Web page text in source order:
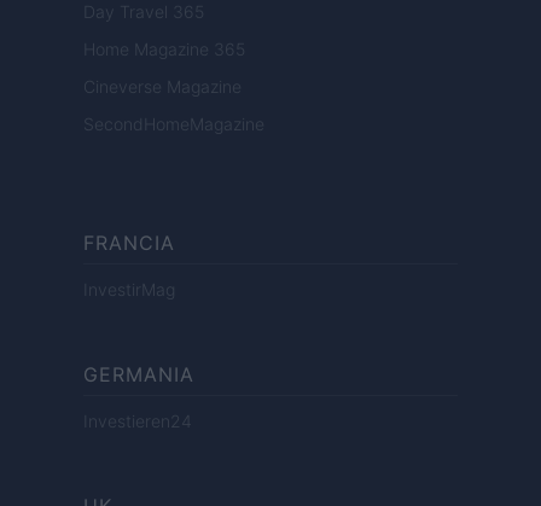
Day Travel 365
Home Magazine 365
Cineverse Magazine
SecondHomeMagazine
FRANCIA
InvestirMag
GERMANIA
Investieren24